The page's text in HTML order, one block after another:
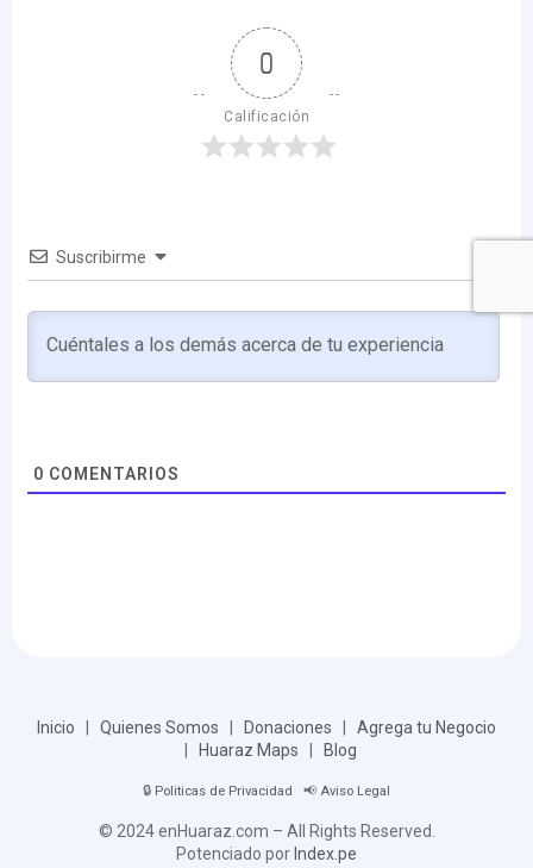
0
Calificación
Suscribirme
0 COMENTARIOS
Inicio Quienes Somos Donaciones
Agrega tu Negocio
Huaraz Maps Blog
🔒 Politicas de Privacidad 📢Aviso Legal
© 2024 enHuaraz.com – All Rights Reserved.
Potenciado por Index.pe